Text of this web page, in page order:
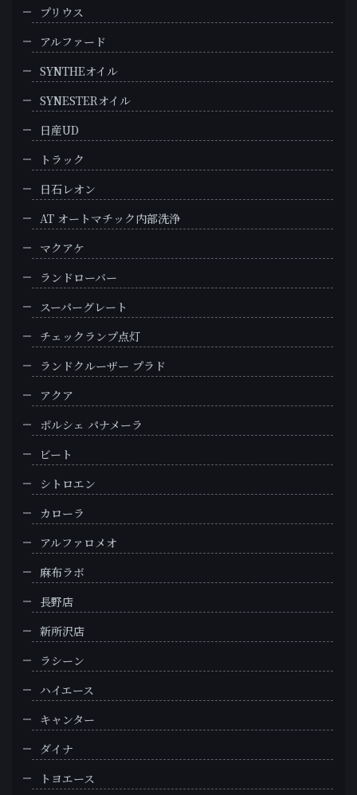
プリウス
アルファード
SYNTHEオイル
SYNESTERオイル
日産UD
トラック
日石レオン
AT オートマチック内部洗浄
マクアケ
ランドローバー
スーパーグレート
チェックランプ点灯
ランドクルーザー プラド
アクア
ポルシェ パナメーラ
ビート
シトロエン
カローラ
アルファロメオ
麻布ラボ
長野店
新所沢店
ラシーン
ハイエース
キャンター
ダイナ
トヨエース